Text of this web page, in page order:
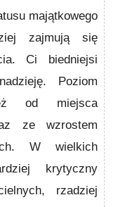
majątkowego
zajmują się
Ci biedniejsi
Poziom
od miejsca
ze wzrostem
W wielkich
krytyczny
rzadziej